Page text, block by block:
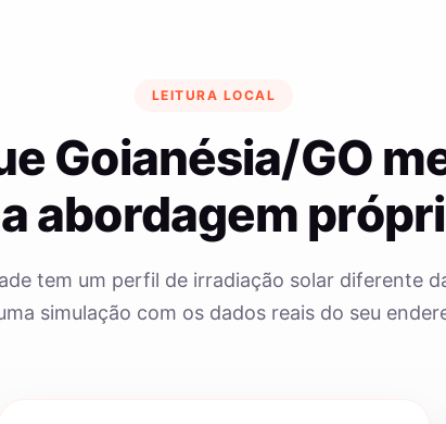
LEITURA LOCAL
Goianésia/GO
abordagem
tem um perfil de irradiação solar diferente
simulação com os dados reais do seu